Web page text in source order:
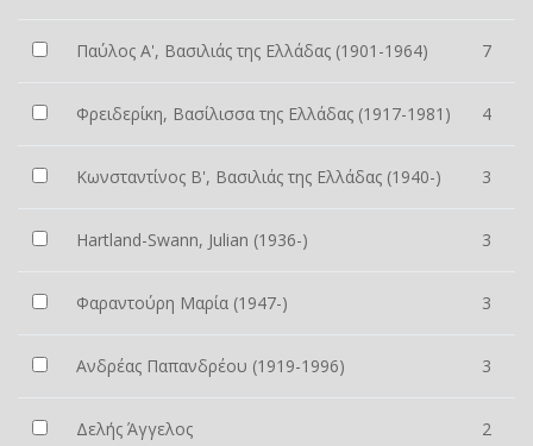
Παύλος Α', Βασιλιάς της Ελλάδας (1901-1964) 7
Φρειδερίκη, Βασίλισσα της Ελλάδας (1917-1981) 4
Κωνσταντίνος Β', Βασιλιάς της Ελλάδας (1940-) 3
Hartland-Swann, Julian (1936-) 3
Φαραντούρη Μαρία (1947-) 3
Ανδρέας Παπανδρέου (1919-1996) 3
Δελής Άγγελος 2